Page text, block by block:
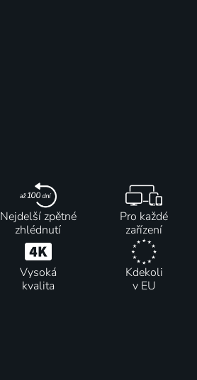
Nejdelší zpětné
zhlédnutí
Pro každé
zařízení
Vysoká
kvalita
Kdekoli
v EU